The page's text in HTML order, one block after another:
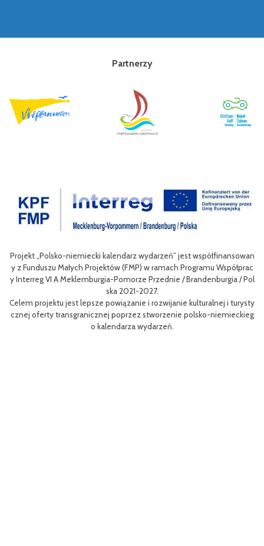
Partnerzy
Współprac
/ Pol
i turysty
niemieckieg
Celem III Polsko-Niemieckich Dni Turystyki Rowerowej
nie oferty turystycznej oraz ułatwienie transgranicznego
niej dla mieszkańców obszaru Euroregionu Pomerania jak
w odwiedzających region.
Efektem planowanych działań jest przybliżenie zwykłym
m rowerów możliwości różnych tras oraz miejsc do
aangażowanie prawdziwych rowerowych pasjonatów w